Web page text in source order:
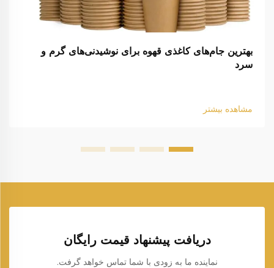
بهترین جام‌های کاغذی قهوه برای نوشیدنی‌های گرم و
سرد
مشاهده بیشتر
دریافت پیشنهاد قیمت رایگان
نماینده ما به زودی با شما تماس خواهد گرفت.